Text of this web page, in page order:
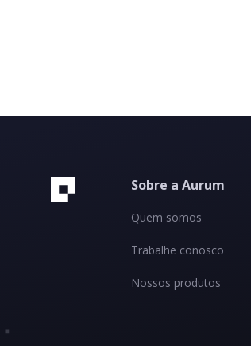
Sobre a Aurum
Quem somos
Trabalhe conosco
Nossos produtos